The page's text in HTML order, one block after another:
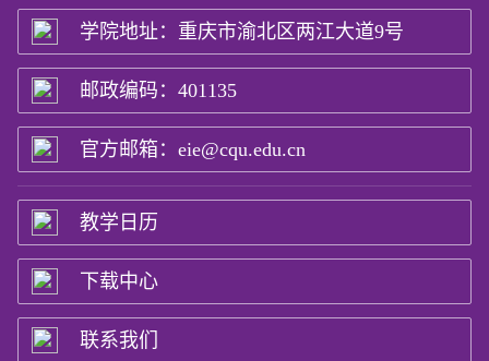
学院地址：重庆市渝北区两江大道9号
邮政编码：401135
官方邮箱：eie@cqu.edu.cn
教学日历
下载中心
联系我们